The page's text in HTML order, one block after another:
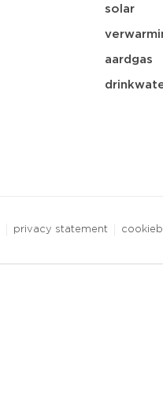
solar
aardgas
privacy statement